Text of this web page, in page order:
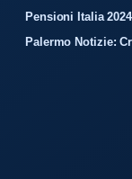
Pensioni Italia
Palermo Notizie: